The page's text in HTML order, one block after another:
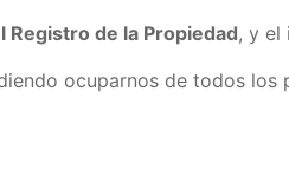
Registro de la Propiedad, y el
ocuparnos de todos